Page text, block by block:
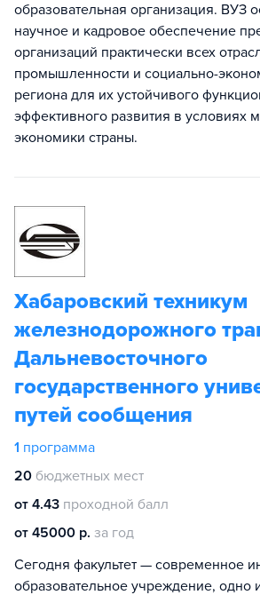
образовательная организация. ВУЗ
научное и кадровое обеспечение
организаций практически всех
промышленности и социально-
региона для их устойчивого
эффективного развития в условиях
экономики страны.
Хабаровский техникум
железнодорожного
Дальневосточного
государственного
путей сообщения
1 программа
20 бюджетных мест
от 4.43 проходной балл
от 45000 р. за год
Сегодня факультет — современное
образовательное учреждение, одно